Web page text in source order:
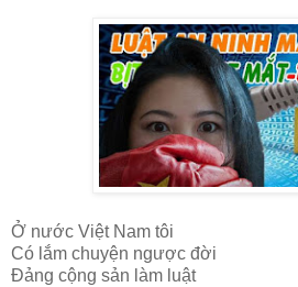
Ở nước Việt Nam tôi
Có lắm chuyện ngược đời
Đảng cộng sản làm luật